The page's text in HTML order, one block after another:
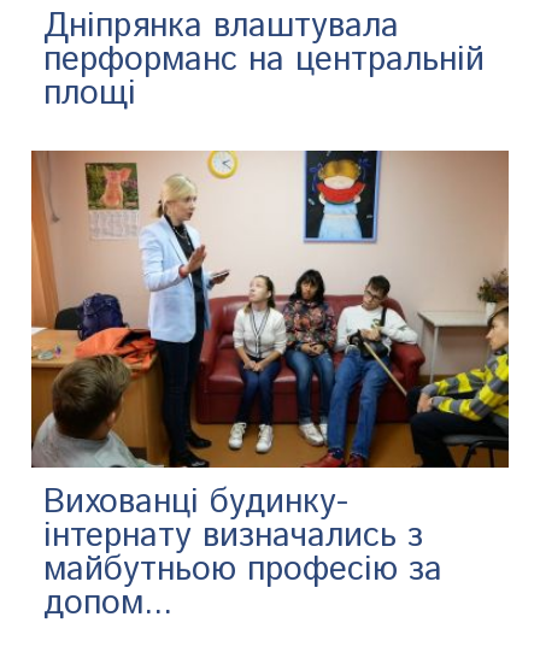
Дніпрянка влаштувала
перформанс на центральній
площі
Вихованці будинку-
інтернату визначались з
майбутньою професію за
допом...